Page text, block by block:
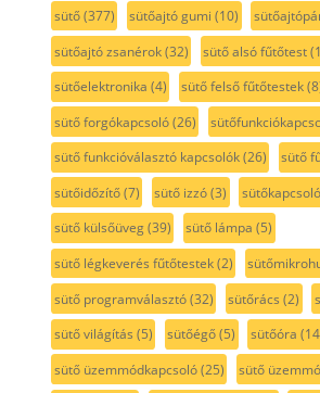
sütő(377) sütőajtó gumi (10)
sütőajtó zsanérok(32) sütő alsó fűtőtest
sütőelektronika (4) sütő felső fűtőtestek
sütő forgókapcsoló(26)
sütő funkcióválasztó kapcsolók(26) sütő
sütőidőzítő(7) sütő izzó(3) sütőkapcsoló
sütő külsőüveg(39) sütő lámpa (5)
sütő légkeverés fűtőtestek(2)
sütő programválasztó(32) sütőrács (2)
sütő világítás (5) sütőégő(5) sütőóra
sütő üzemmódkapcsoló(25) sütő